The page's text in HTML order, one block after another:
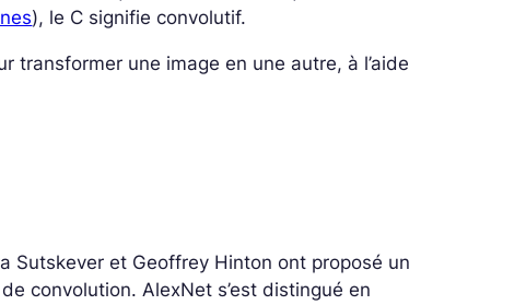
), le C signifie convolutif.
transformer une image en une autre, à l’aide
Sutskever et Geoffrey Hinton ont proposé un
convolution. AlexNet s’est distingué en